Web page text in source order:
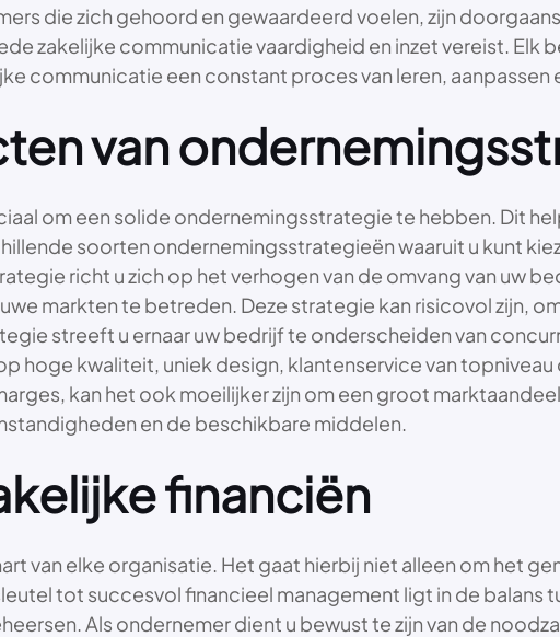
die zich gehoord en gewaardeerd voelen, zijn
zakelijke communicatie vaardigheid en inzet vereist. Elk
communicatie een constant proces van leren, aanpassen
van
om een solide ondernemingsstrategie te hebben. Dit
soorten ondernemingsstrategieën waaruit u kunt
richt u zich op het verhogen van de omvang van uw
markten te betreden. Deze strategie kan risicovol zijn,
streeft u ernaar uw bedrijf te onderscheiden van
hoge kwaliteit, uniek design, klantenservice van
kan het ook moeilijker zijn om een groot
en de beschikbare middelen.
financiën
van elke organisatie. Het gaat hierbij niet alleen om het
tot succesvol financieel management ligt in de balans
Als ondernemer dient u bewust te zijn van de